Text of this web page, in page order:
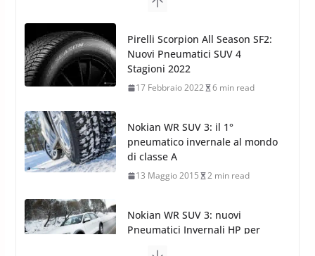
Nokian WR SUV 3: il 1°
pneumatico invernale al mondo
di classe A
13 Maggio 2015 2 min read
Nokian WR SUV 3: nuovi
Pneumatici Invernali HP per
condizioni invernali difficili
23 Aprile 2013 9 min read
Yokohama Geolandar G073: nuovi pneumatici
invernali SUV
2 min read